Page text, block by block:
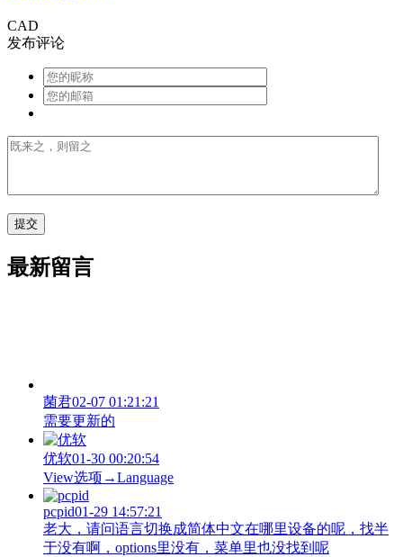
CAD
发布评论
最新留言
菌君02-07 01:21:21
需要更新的
优软01-30 00:20:54
View‌选项→Language
pcpid01-29 14:57:21
老大，请问语言切换成简体中文在哪里设备的呢，找半
于没有啊，options里没有，菜单里也没找到呢